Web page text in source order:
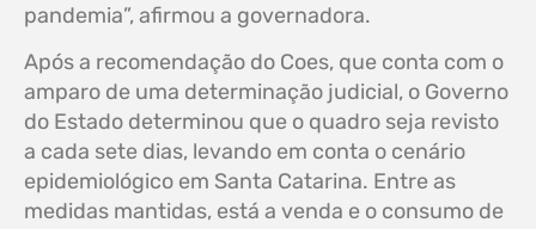
pandemia”, afirmou a governadora.
Após a recomendação do Coes, que conta com o
amparo de uma determinação judicial, o Governo
do Estado determinou que o quadro seja revisto
a cada sete dias, levando em conta o cenário
epidemiológico em Santa Catarina. Entre as
medidas mantidas, está a venda e o consumo de